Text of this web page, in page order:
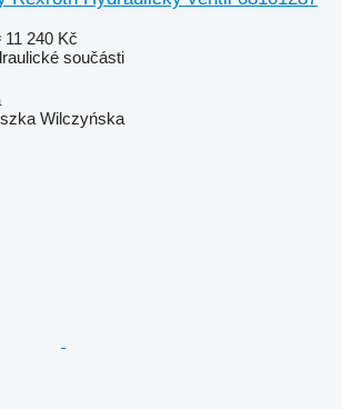
11 240 Kč
součásti
Wilczyńska